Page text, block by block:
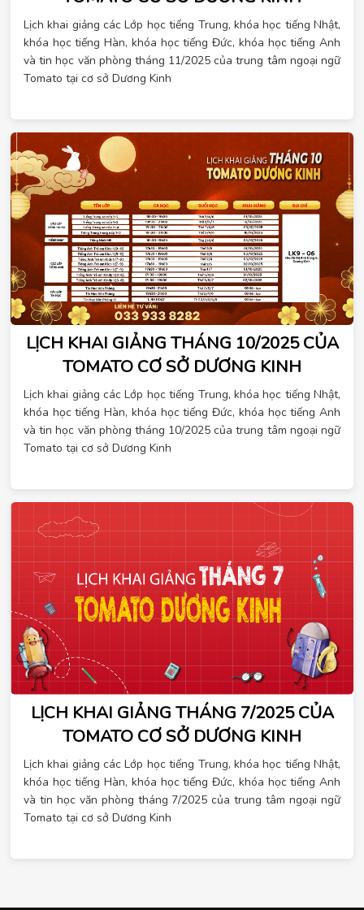
Lịch khai giảng các Lớp học tiếng Trung, khóa học tiếng Nhật,
khóa học tiếng Hàn, khóa học tiếng Đức, khóa học tiếng Anh
và tin học văn phòng tháng 11/2025 của trung tâm ngoại ngữ
Tomato tại cơ sở Dương Kinh
LỊCH KHAI GIẢNG THÁNG 10/2025 CỦA
TOMATO CƠ SỞ DƯƠNG KINH
Lịch khai giảng các Lớp học tiếng Trung, khóa học tiếng Nhật,
khóa học tiếng Hàn, khóa học tiếng Đức, khóa học tiếng Anh
và tin học văn phòng tháng 10/2025 của trung tâm ngoại ngữ
Tomato tại cơ sở Dương Kinh
LỊCH KHAI GIẢNG THÁNG 7/2025 CỦA
TOMATO CƠ SỞ DƯƠNG KINH
Lịch khai giảng các Lớp học tiếng Trung, khóa học tiếng Nhật,
khóa học tiếng Hàn, khóa học tiếng Đức, khóa học tiếng Anh
và tin học văn phòng tháng 7/2025 của trung tâm ngoại ngữ
Tomato tại cơ sở Dương Kinh